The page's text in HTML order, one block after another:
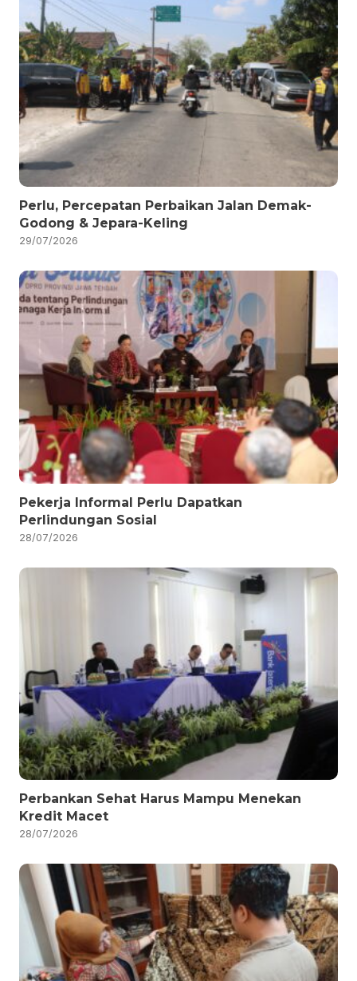
Perlu, Percepatan Perbaikan Jalan Demak-
Godong & Jepara-Keling
29/07/2026
Pekerja Informal Perlu Dapatkan
Perlindungan Sosial
28/07/2026
Perbankan Sehat Harus Mampu Menekan
Kredit Macet
28/07/2026